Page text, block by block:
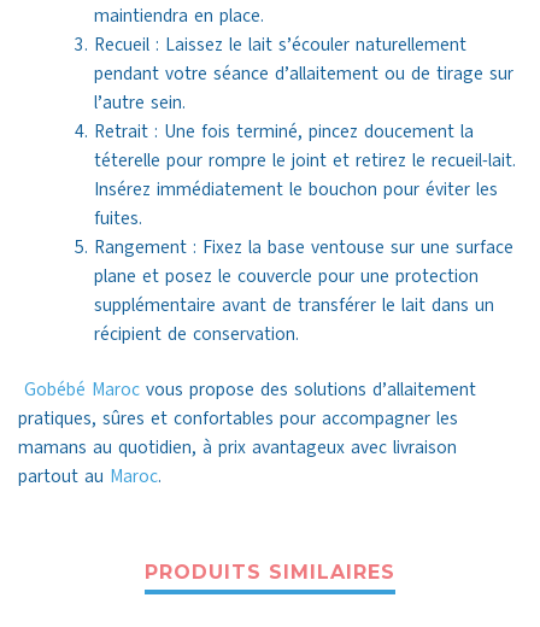
maintiendra en place.
Recueil : Laissez le lait s’écouler naturellement
pendant votre séance d’allaitement ou de tirage sur
l’autre sein.
Retrait : Une fois terminé, pincez doucement la
téterelle pour rompre le joint et retirez le recueil-lait.
Insérez immédiatement le bouchon pour éviter les
fuites.
Rangement : Fixez la base ventouse sur une surface
plane et posez le couvercle pour une protection
supplémentaire avant de transférer le lait dans un
récipient de conservation.
Gobébé Maroc vous propose des solutions d’allaitement
pratiques, sûres et confortables pour accompagner les
mamans au quotidien, à prix avantageux avec livraison
partout au Maroc.
PRODUITS SIMILAIRES